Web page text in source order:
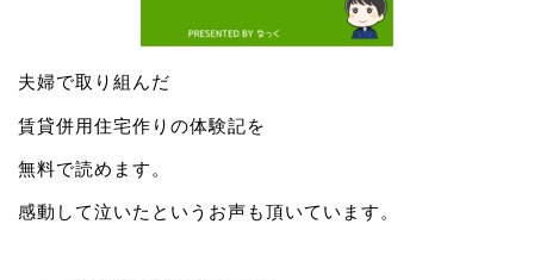
夫婦で取り組んだ
賃貸併用住宅作りの体験記を
無料で読めます。
感動して泣いたというお声も頂いています。